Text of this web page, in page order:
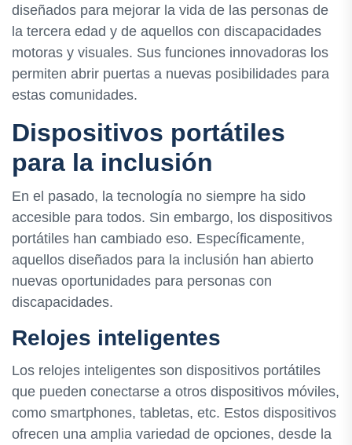
diseñados para mejorar la vida de las personas de
la tercera edad y de aquellos con discapacidades
motoras y visuales. Sus funciones innovadoras los
permiten abrir puertas a nuevas posibilidades para
estas comunidades.
Dispositivos portátiles
para la inclusión
En el pasado, la tecnología no siempre ha sido
accesible para todos. Sin embargo, los dispositivos
portátiles han cambiado eso. Específicamente,
aquellos diseñados para la inclusión han abierto
nuevas oportunidades para personas con
discapacidades.
Relojes inteligentes
Los relojes inteligentes son dispositivos portátiles
que pueden conectarse a otros dispositivos móviles,
como smartphones, tabletas, etc. Estos dispositivos
ofrecen una amplia variedad de opciones, desde la